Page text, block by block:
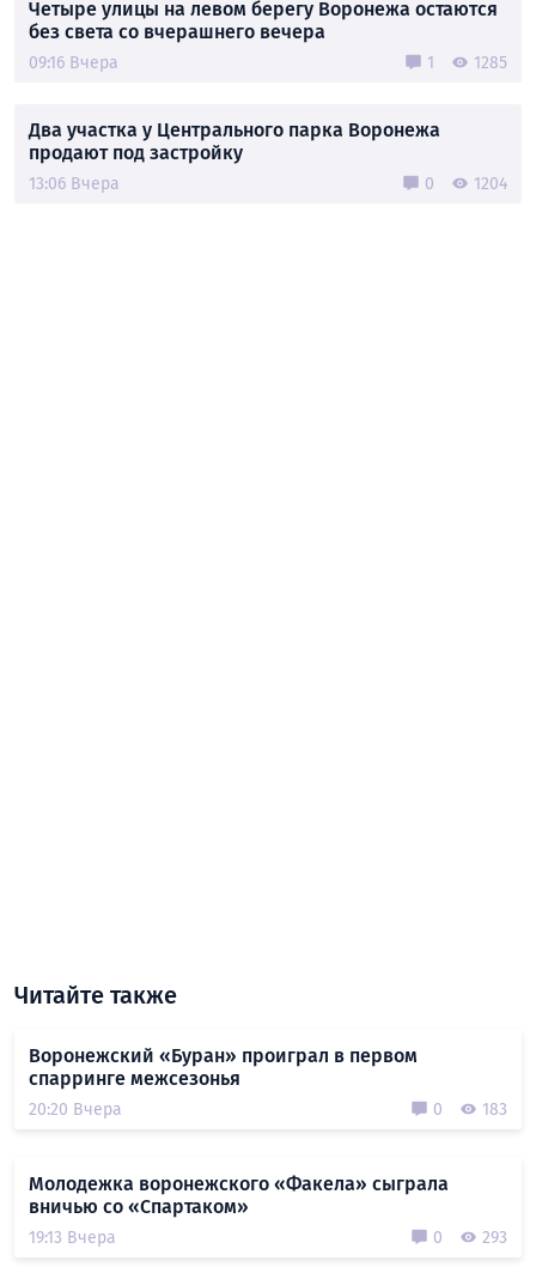
Четыре улицы на левом берегу Воронежа остаются
без света со вчерашнего вечера
09:16 Вчера 1 1285
Два участка у Центрального парка Воронежа
продают под застройку
13:06 Вчера 0 1204
Читайте также
Воронежский «Буран» проиграл в первом
спарринге межсезонья
20:20 Вчера 0 183
Молодежка воронежского «Факела» сыграла
вничью со «Спартаком»
19:13 Вчера 0 293